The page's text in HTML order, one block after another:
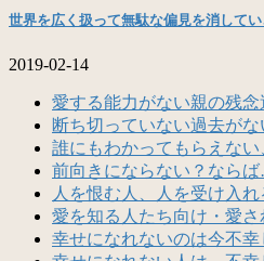
世界を広く扱って無駄な偏見を消してい
2019-02-14
愛する能力がない親の残
断ち切っていない過去が
誰にもわかってもらえな
前向きにならない？なら
人を恨む人、人を受け入
愛を知る人たち向け・愛
幸せになれないのは今不